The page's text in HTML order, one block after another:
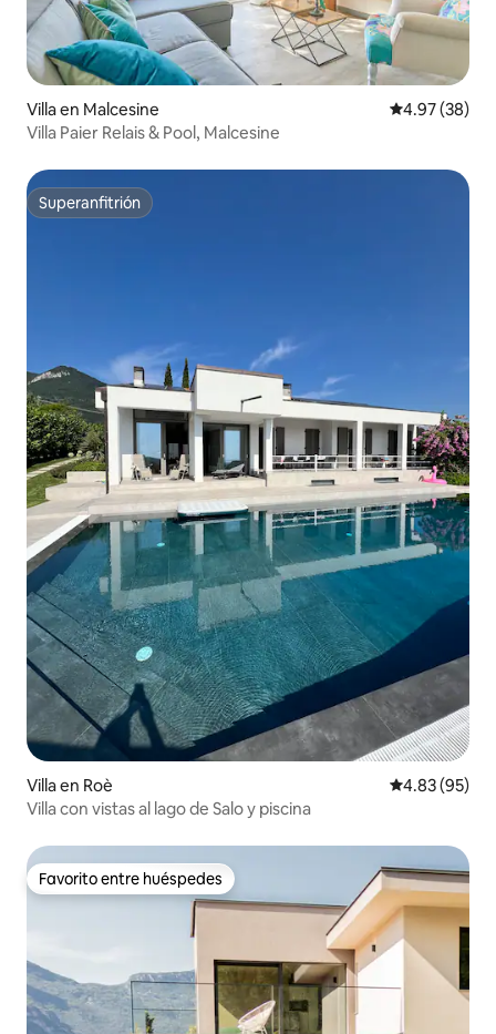
Villa en Malcesine Calificación
4.97 (38)
Villa Paier Relais & Pool, Malcesine
Superanfitrión
Superanfitrión
Villa en Roè Calificación
4.83 (95)
Villa con vistas al lago de Salo y piscina
Favorito entre huéspedes
Favorito entre huéspedes